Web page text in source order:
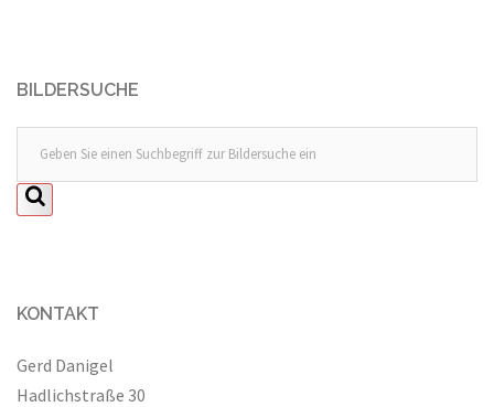
BILDERSUCHE
KONTAKT
Gerd Danigel
Hadlichstraße 30